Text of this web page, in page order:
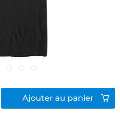
Ajouter au panier